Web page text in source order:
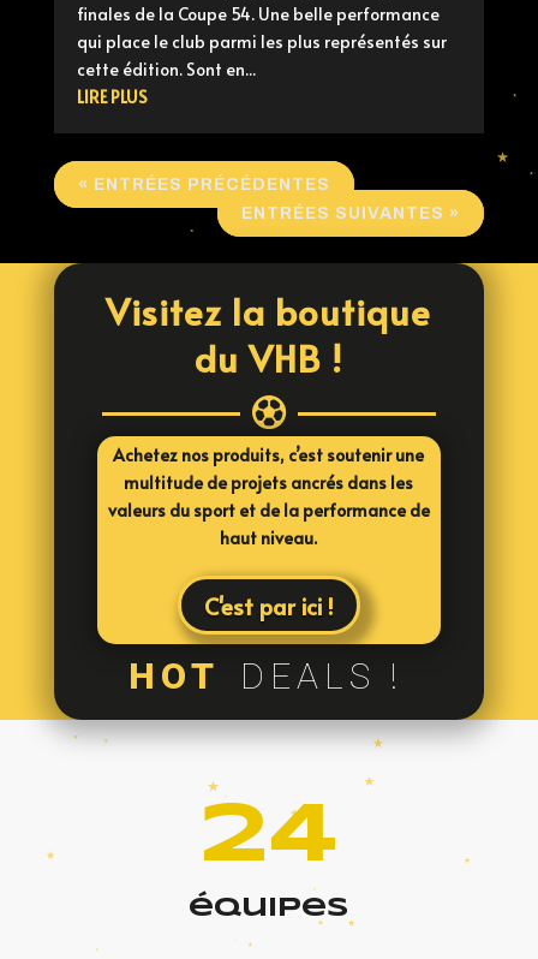
finales de la Coupe 54. Une belle performance
qui place le club parmi les plus représentés sur
cette édition. Sont en...
LIRE PLUS
« ENTRÉES PRÉCÉDENTES
ENTRÉES SUIVANTES »
Visitez la boutique
du VHB !

Achetez nos produits, c’est soutenir une
multitude de projets ancrés dans les
valeurs du sport et de la performance de
haut niveau.
C'est par ici !
HOT DEALS !
24
équipes